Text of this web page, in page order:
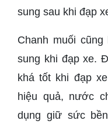
sung sau khi đạp
Chanh muối
sung khi đạp xe.
khá tốt khi đạp
hiệu quả, nước
dụng giữ sức